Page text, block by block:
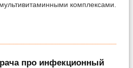
комплексами.
про инфекционный